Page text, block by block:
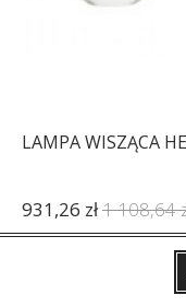
LAMPA WISZĄCA
931,26 zł1 108,64